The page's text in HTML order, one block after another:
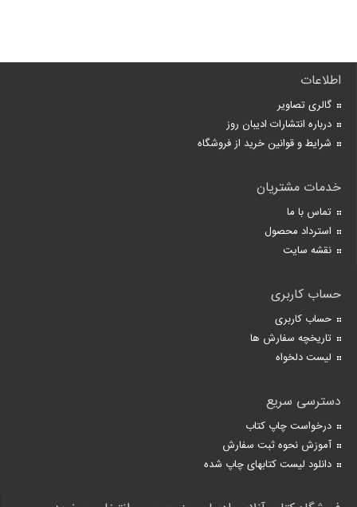
اطلاعات
گالری تصاویر
درباره انتشارات ادیبان روز
شرایط و قوانین خرید از فروشگاه
خدمات مشتریان
تماس با ما
استرداد محصول
نقشه سایت
حساب کاربری
حساب کاربری
تاریخچه سفارش ها
لیست دلخواه
دسترسی سریع
درخواست چاپ کتاب
آموزش نحوه ثبت سفارش
دانلود لیست کتابهای چاپ شده